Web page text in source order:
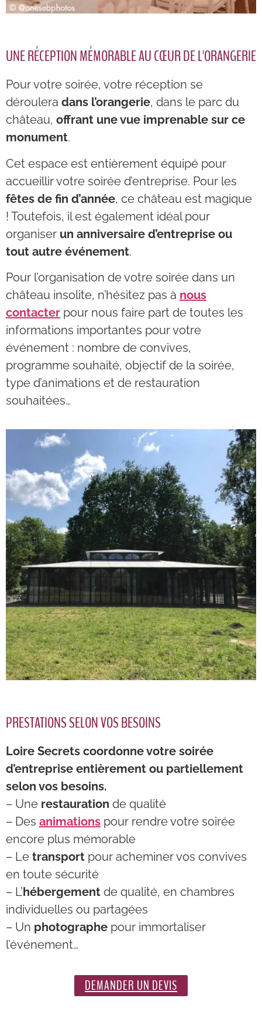
UNE RÉCEPTION MÉMORABLE AU CŒUR DE L'ORANGERIE
Pour votre soirée, votre réception se
déroulera dans l’orangerie, dans le parc du
château, offrant une vue imprenable sur ce
monument.
Cet espace est entièrement équipé pour
accueillir votre soirée d’entreprise. Pour les
fêtes de fin d’année, ce château est magique
! Toutefois, il est également idéal pour
organiser un anniversaire d’entreprise ou
tout autre événement.
Pour l’organisation de votre soirée dans un
château insolite, n’hésitez pas à nous
contacter pour nous faire part de toutes les
informations importantes pour votre
événement : nombre de convives,
programme souhaité, objectif de la soirée,
type d’animations et de restauration
souhaitées…
PRESTATIONS SELON VOS BESOINS
Loire Secrets coordonne votre soirée
d’entreprise entièrement ou partiellement
selon vos besoins.
– Une restauration de qualité
– Des animations pour rendre votre soirée
encore plus mémorable
– Le transport pour acheminer vos convives
en toute sécurité
– L’ hébergement de qualité, en chambres
individuelles ou partagées
– Un photographe pour immortaliser
l’événement…
DEMANDER UN DEVIS